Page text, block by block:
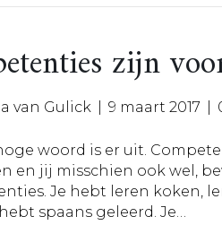
zijn
van Gulick 9 maart 2017
woord is er uit.
en jij misschien ook wel,
Je hebt leren koken,
spaans geleerd. Je…